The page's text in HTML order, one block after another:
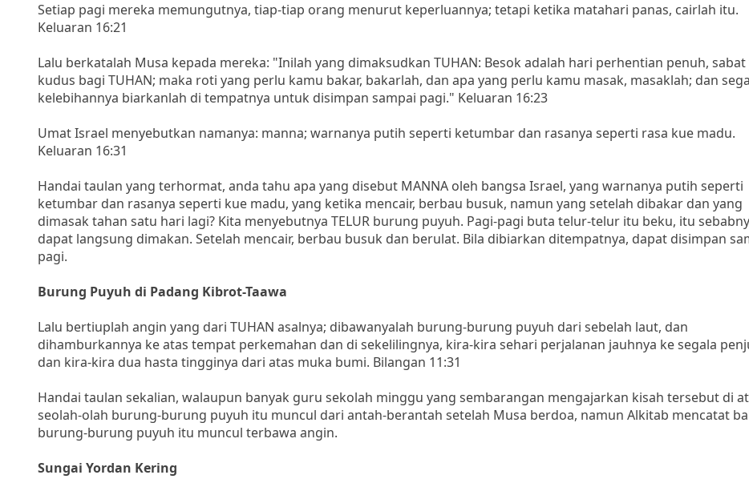
Setiap pagi mereka memungutnya, tiap-tiap orang menurut keperluannya; tetapi ketika matahari panas, cairlah itu.
Keluaran 16:21
Lalu berkatalah Musa kepada mereka: "Inilah yang dimaksudkan TUHAN: Besok adalah hari perhentian penuh, sabat
kudus bagi TUHAN; maka roti yang perlu kamu bakar, bakarlah, dan apa yang perlu kamu masak, masaklah; dan
kelebihannya biarkanlah di tempatnya untuk disimpan sampai pagi." Keluaran 16:23
Umat Israel menyebutkan namanya: manna; warnanya putih seperti ketumbar dan rasanya seperti rasa kue madu.
Keluaran 16:31
Handai taulan yang terhormat, anda tahu apa yang disebut MANNA oleh bangsa Israel, yang warnanya putih seperti
ketumbar dan rasanya seperti kue madu, yang ketika mencair, berbau busuk, namun yang setelah dibakar dan yang
dimasak tahan satu hari lagi? Kita menyebutnya TELUR burung puyuh. Pagi-pagi buta telur-telur itu beku, itu
dapat langsung dimakan. Setelah mencair, berbau busuk dan berulat. Bila dibiarkan ditempatnya, dapat disimpan
pagi.
Burung Puyuh di Padang Kibrot-Taawa
Lalu bertiuplah angin yang dari TUHAN asalnya; dibawanyalah burung-burung puyuh dari sebelah laut, dan
dihamburkannya ke atas tempat perkemahan dan di sekelilingnya, kira-kira sehari perjalanan jauhnya ke segala
dan kira-kira dua hasta tingginya dari atas muka bumi. Bilangan 11:31
Handai taulan sekalian, walaupun banyak guru sekolah minggu yang sembarangan mengajarkan kisah tersebut di
seolah-olah burung-burung puyuh itu muncul dari antah-berantah setelah Musa berdoa, namun Alkitab mencatat
burung-burung puyuh itu muncul terbawa angin.
Sungai Yordan Kering